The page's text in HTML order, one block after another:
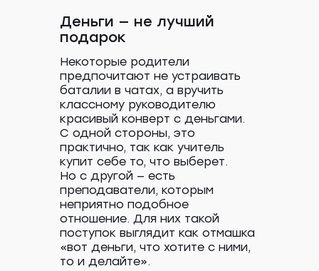
Деньги — не лучший
подарок
Некоторые родители
предпочитают не устраивать
баталии в чатах, а вручить
классному руководителю
красивый конверт с деньгами.
С одной стороны, это
практично, так как учитель
купит себе то, что выберет.
Но с другой — есть
преподаватели, которым
неприятно подобное
отношение. Для них такой
поступок выглядит как отмашка
«вот деньги, что хотите с ними,
то и делайте».
более 35 миллионов человек в месяц.
У клиента есть Журнал Ситилинк.
В нем есть раздел «Гаджеты»,
и Ситилинк хочет опубликовать
там статью на тему «Подборка
мобильных приложений, которые
помогут расслабиться». Автору нужно
было собрать не менее 5 приложений
и описать, как они работают,
как помогут разгрузить голову.
6 приложений
для разгрузки ума: